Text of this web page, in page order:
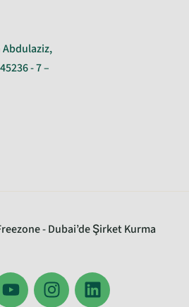
- 7 –
- Dubai’de Şirket Kurma